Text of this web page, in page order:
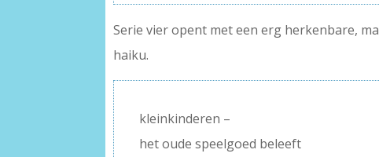
Serie vier opent met een erg herkenbare,
haiku.
kleinkinderen –
het oude speelgoed beleeft